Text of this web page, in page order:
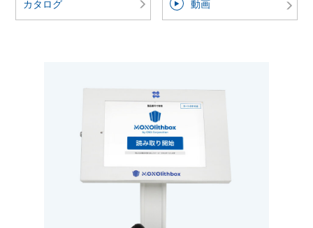
カタログ 動画